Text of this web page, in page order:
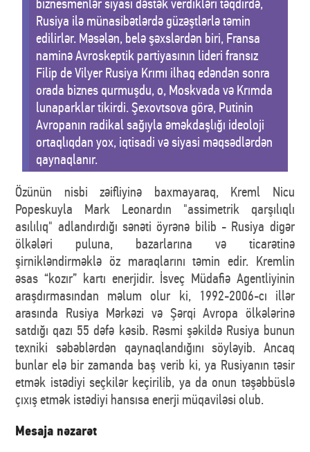
biznesmenlər siyasi dəstək verdikləri təqdirdə,
Rusiya ilə münasibətlərdə güzəştlərlə təmin
edilirlər. Məsələn, belə şəxslərdən biri, Fransa
naminə Avroskeptik partiyasının lideri fransız
Filip de Vilyer Rusiya Krımı ilhaq edəndən sonra
orada biznes qurmuşdu, o, Moskvada və Krımda
lunaparklar tikirdi. Şexovtsova görə, Putinin
Avropanın radikal sağıyla əməkdaşlığı ideoloji
ortaqlıqdan yox, iqtisadi və siyasi məqsədlərdən
qaynaqlanır.
Özünün nisbi zəifliyinə baxmayaraq, Kreml Nicu
Popeskuyla Mark Leonardın "assimetrik qarşılıqlı
asılılıq" adlandırdığı sənəti öyrənə bilib - Rusiya digər
ölkələri puluna, bazarlarına və ticarətinə
şirnikləndirməklə öz maraqlarını təmin edir. Kremlin
əsas “kozır” kartı enerjidir. İsveç Müdafiə Agentliyinin
araşdırmasından məlum olur ki, 1992-2006-cı illər
arasında Rusiya Mərkəzi və Şərqi Avropa ölkələrinə
satdığı qazı 55 dəfə kəsib. Rəsmi şəkildə Rusiya bunun
texniki səbəblərdən qaynaqlandığını söyləyib. Ancaq
bunlar elə bir zamanda baş verib ki, ya Rusiyanın təsir
etmək istədiyi seçkilər keçirilib, ya da onun təşəbbüslə
çıxış etmək istədiyi hansısa enerji müqaviləsi olub.
Mesaja nəzarət